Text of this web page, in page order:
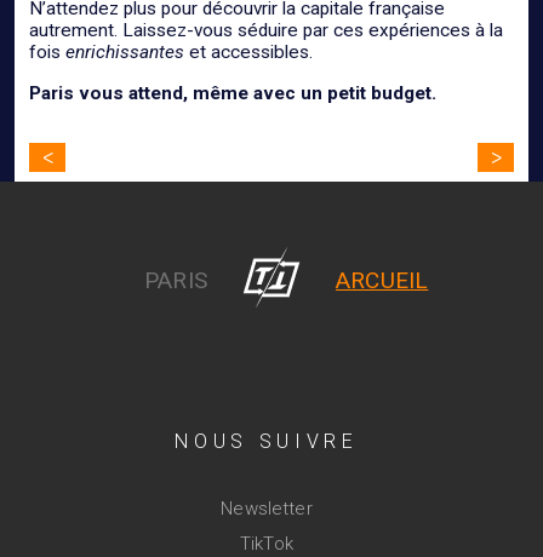
N’attendez plus pour découvrir la capitale française
autrement. Laissez-vous séduire par ces expériences à la
fois enrichissantes et accessibles.
Paris vous attend, même avec un petit budget.
Navigation
< >
PARIS ARCUEIL
NOUS SUIVRE
Newsletter
TikTok